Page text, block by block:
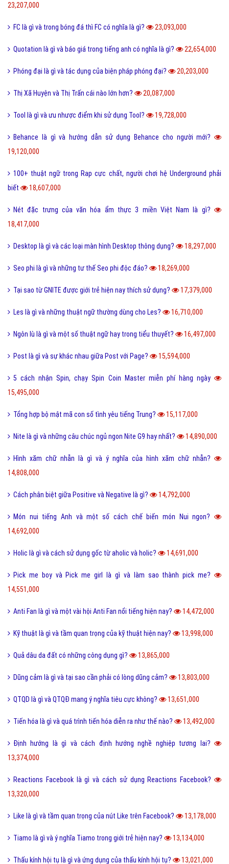
23,207,000
FC là gì và trong bóng đá thì FC có nghĩa là gì? 23,093,000
Quotation là gì và báo giá trong tiếng anh có nghĩa là gì? 22,654,000
Phóng đại là gì và tác dụng của biện pháp phóng đại? 20,203,000
Thị Xã Huyện và Thị Trấn cái nào lớn hơn? 20,087,000
Tool là gì và ưu nhược điểm khi sử dụng Tool? 19,728,000
Behance là gì và hướng dẫn sử dụng Behance cho người mới?
19,120,000
100+ thuật ngữ trong Rap cực chất, người chơi hệ Underground phải
biết
18,607,000
Nét đặc trưng của văn hóa ẩm thực 3 miền Việt Nam là gì?
18,417,000
Desktop là gì và các loại màn hình Desktop thông dụng? 18,297,000
Seo phi là gì và những tư thế Seo phi độc đáo? 18,269,000
Tại sao từ GNITE được giới trẻ hiện nay thích sử dụng? 17,379,000
Les là gì và những thuật ngữ thường dùng cho Les? 16,710,000
Ngôn lù là gì và một số thuật ngữ hay trong tiểu thuyết? 16,497,000
Post là gì và sự khác nhau giữa Post với Page? 15,594,000
5 cách nhận Spin, chạy Spin Coin Master miễn phí hàng ngày
15,495,000
Tổng hợp bộ mật mã con số tình yêu tiếng Trung? 15,117,000
Nite là gì và những câu chúc ngủ ngon Nite G9 hay nhất? 14,890,000
Hình xăm chữ nhẫn là gì và ý nghĩa của hình xăm chữ nhẫn?
14,808,000
Cách phân biệt giữa Positive và Negative là gì? 14,792,000
Món nui tiếng Anh và một số cách chế biến món Nui ngon?
14,692,000
Holic là gì và cách sử dụng gốc từ aholic và holic? 14,691,000
Pick me boy và Pick me girl là gì và làm sao thành pick me?
14,551,000
Anti Fan là gì và một vài hội Anti Fan nổi tiếng hiện nay? 14,472,000
Kỹ thuật là gì và tầm quan trọng của kỹ thuật hiện nay? 13,998,000
Quả dâu da đất có những công dụng gì? 13,865,000
Dũng cảm là gì và tại sao cần phải có lòng dũng cảm? 13,803,000
QTQD là gì và QTQĐ mang ý nghĩa tiêu cực không? 13,651,000
Tiến hóa là gì và quá trình tiến hóa diễn ra như thế nào? 13,492,000
Định hướng là gì và cách định hướng nghề nghiệp tương lai?
13,374,000
Reactions Facebook là gì và cách sử dụng Reactions Facebook?
13,320,000
Like là gì và tầm quan trọng của nút Like trên Facebook? 13,178,000
Tiamo là gì và ý nghĩa Tiamo trong giới trẻ hiện nay? 13,134,000
Thấu kính hội tụ là gì và ứng dụng của thấu kính hội tụ? 13,021,000